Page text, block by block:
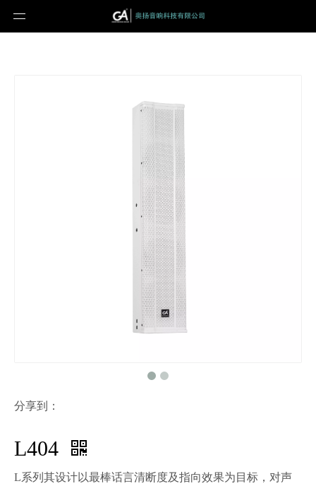
分享到：
L404
L系列其设计以最棒话言清断度及指向效果为目标，对声